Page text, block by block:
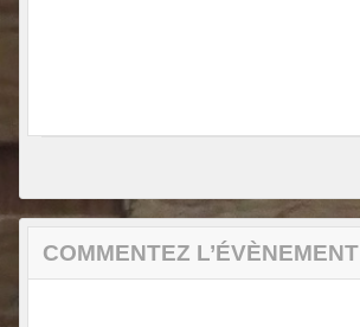
COMMENTEZ L’ÉVÈNEMENT